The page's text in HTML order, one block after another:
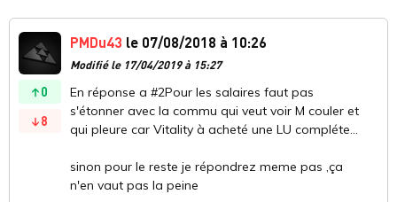
0
8
PMDu43 le 07/08/2018 à 10:26
Modifié le 17/04/2019 à 15:27
En réponse a #2Pour les salaires faut pas
s'étonner avec la commu qui veut voir M couler et
qui pleure car Vitality à acheté une LU compléte...
sinon pour le reste je répondrez meme pas ,ça
n'en vaut pas la peine